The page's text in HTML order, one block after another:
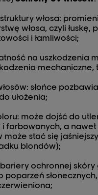
włosa:
włosa, czyli
i łamliwości;
na uszkodzenia
mechaniczne,
słońce
ułożenia;
może dojść do
farbowanych, a
może stać się
blondów);
ochronnej skóry
poparzeń